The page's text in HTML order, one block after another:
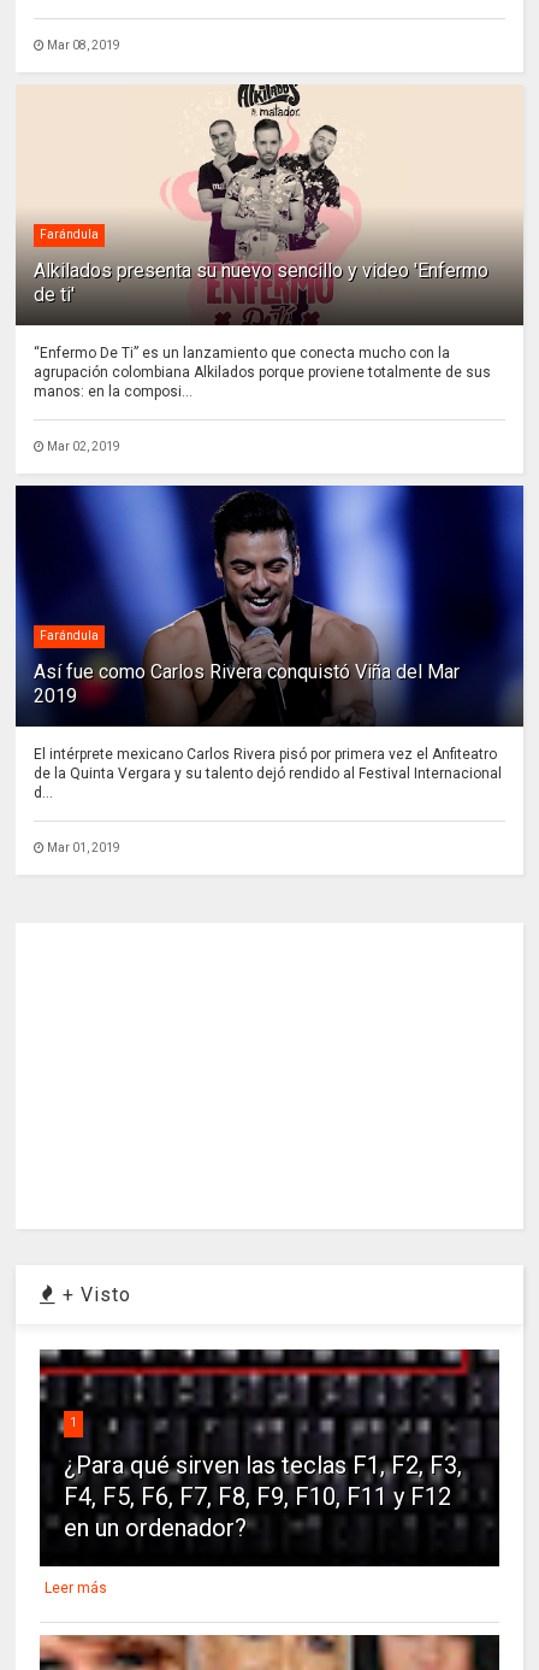
Mar 08, 2019
Farándula
Alkilados presenta su nuevo sencillo y video 'Enfermo
de ti'
“Enfermo De Ti” es un lanzamiento que conecta mucho con la
agrupación colombiana Alkilados porque proviene totalmente de sus
manos: en la composi...
Mar 02, 2019
Farándula
Así fue como Carlos Rivera conquistó Viña del Mar
2019
El intérprete mexicano Carlos Rivera pisó por primera vez el Anfiteatro
de la Quinta Vergara y su talento dejó rendido al Festival Internacional
d...
Mar 01, 2019
+ Visto
1
¿Para qué sirven las teclas F1, F2, F3,
F4, F5, F6, F7, F8, F9, F10, F11 y F12
en un ordenador?
Leer más